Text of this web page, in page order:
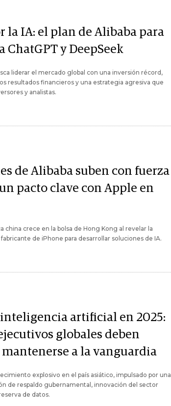
la IA: el plan de Alibaba para
ChatGPT y DeepSeek
liderar el mercado global con una inversión récord,
resultados financieros y una estrategia agresiva que
y analistas.
de Alibaba suben con fuerza
pacto clave con Apple en
china crece en la bolsa de Hong Kong al revelar la
de iPhone para desarrollar soluciones de IA.
artificial en 2025:
globales deben
mantenerse a la vanguardia
explosivo en el país asiático, impulsado por una
de respaldo gubernamental, innovación del sector
de datos.